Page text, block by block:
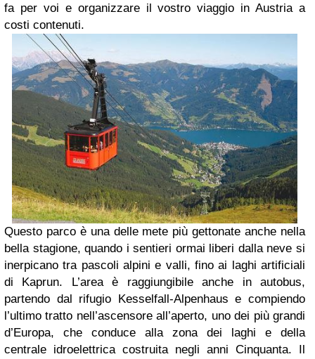
fa per voi e organizzare il vostro viaggio in Austria a
costi contenuti.
Questo parco è una delle mete più gettonate anche nella
bella stagione, quando i sentieri ormai liberi dalla neve si
inerpicano tra pascoli alpini e valli, fino ai laghi artificiali
di Kaprun. L’area è raggiungibile anche in autobus,
partendo dal rifugio Kesselfall-Alpenhaus e compiendo
l’ultimo tratto nell’ascensore all’aperto, uno dei più grandi
d’Europa, che conduce alla zona dei laghi e della
centrale idroelettrica costruita negli anni Cinquanta. Il